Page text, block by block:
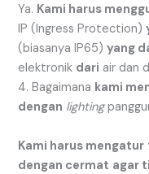
Ya. Kami harus
IP (Ingress Protection)
(biasanya IP65)yang
elektronik dari air dan
4. Bagaimana kami
dengan lighting
Kami harus mengatur
dengan cermat agar